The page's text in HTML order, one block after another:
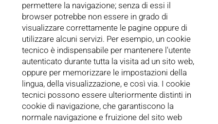
permettere la navigazione; senza di essi il
browser potrebbe non essere in grado di
visualizzare correttamente le pagine oppure di
utilizzare alcuni servizi. Per esempio, un cookie
tecnico è indispensabile per mantenere l'utente
autenticato durante tutta la visita ad un sito web,
oppure per memorizzare le impostazioni della
lingua, della visualizzazione, e così via. I cookie
tecnici possono essere ulteriormente distinti in
cookie di navigazione, che garantiscono la
normale navigazione e fruizione del sito web